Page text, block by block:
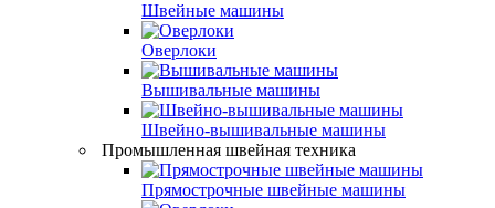
Швейные машины
Оверлоки
Вышивальные машины
Швейно-вышивальные машины
Промышленная швейная техника
Прямострочные швейные машины